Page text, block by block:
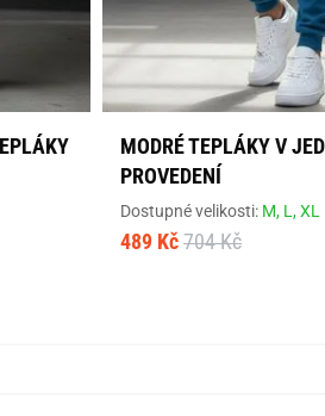
MODRÉ TEPLÁKY V
PROVEDENÍ
Dostupné velikosti: M, L,XL
489 Kč 704 Kč